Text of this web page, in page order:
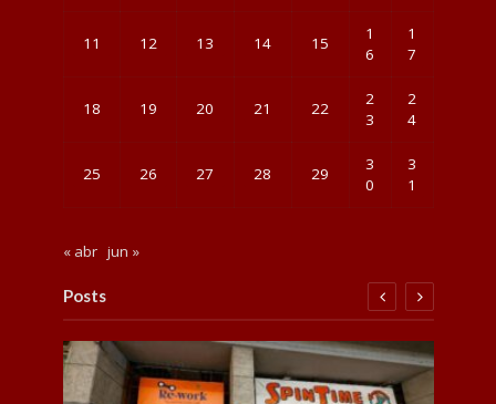
11 12 13 14 15
1
6
1
7
18 19 20 21 22
2
3
2
4
25 26 27 28 29
3
0
3
1
« abr jun »
Posts